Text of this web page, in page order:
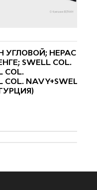
НЕРАСКЛ.;
SWELL COL.
COL.
COL. NAVY+SWELL